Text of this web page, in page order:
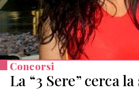
Concorsi
La “3 Sere” cerca